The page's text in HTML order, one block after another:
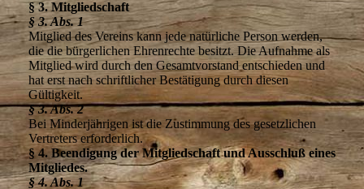
§ 3. Mitgliedschaft
§ 3. Abs. 1
Mitglied des Vereins kann jede natürliche Person werden,
die die bürgerlichen Ehrenrechte besitzt. Die Aufnahme als
Mitglied wird durch den Gesamtvorstand entschieden und
hat erst nach schriftlicher Bestätigung durch diesen
Gültigkeit.
§ 3. Abs. 2
Bei Minderjährigen ist die Zustimmung des gesetzlichen
Vertreters erforderlich.
§ 4. Beendigung der Mitgliedschaft und Ausschluß eines
Mitgliedes.
§ 4. Abs. 1